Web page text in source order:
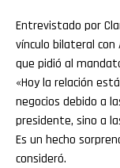
Entrevistado por
vínculo bilateral
que pidió al
«Hoy la relación
negocios debido a
presidente, sino a
Es un hecho
consideró.